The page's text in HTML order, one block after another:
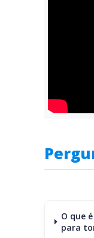
O que
para